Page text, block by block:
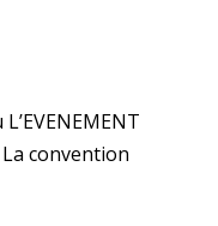
convention